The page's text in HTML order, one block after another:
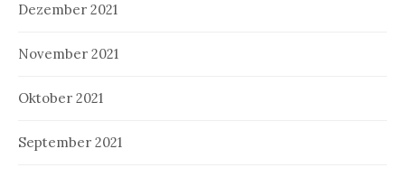
Dezember 2021
November 2021
Oktober 2021
September 2021